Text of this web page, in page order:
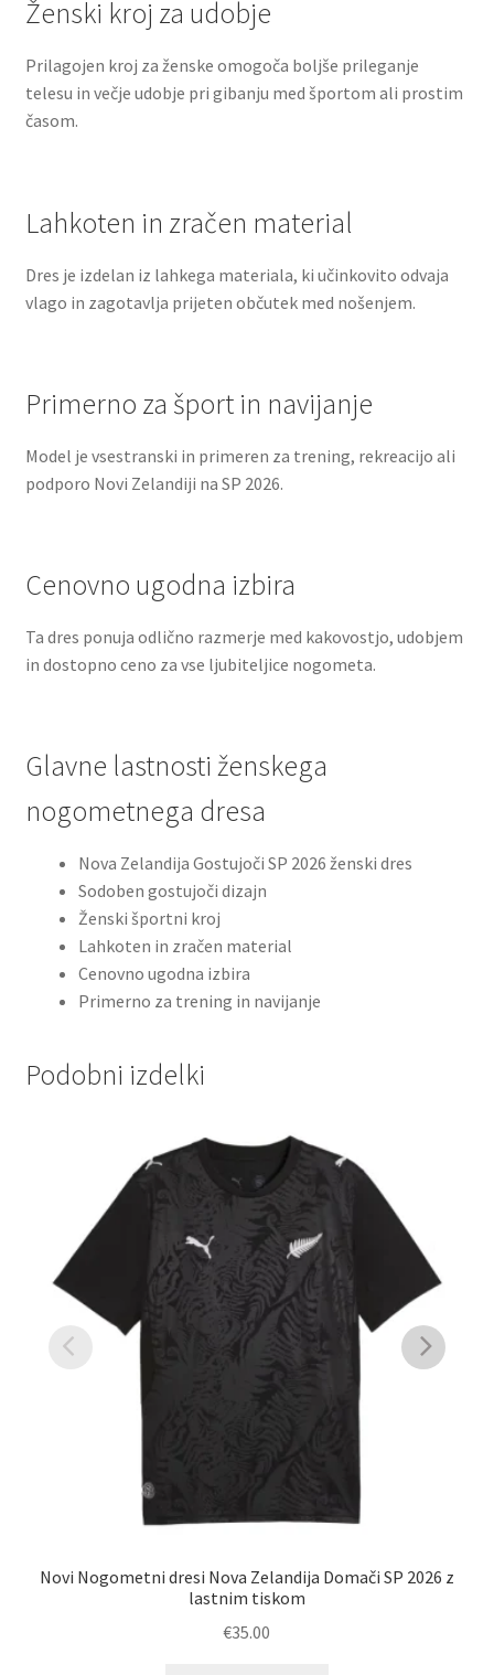
Ženski kroj za udobje
Prilagojen kroj za ženske omogoča boljše prileganje
telesu in večje udobje pri gibanju med športom ali prostim
časom.
Lahkoten in zračen material
Dres je izdelan iz lahkega materiala, ki učinkovito odvaja
vlago in zagotavlja prijeten občutek med nošenjem.
Primerno za šport in navijanje
Model je vsestranski in primeren za trening, rekreacijo ali
podporo Novi Zelandiji na SP 2026.
Cenovno ugodna izbira
Ta dres ponuja odlično razmerje med kakovostjo, udobjem
in dostopno ceno za vse ljubiteljice nogometa.
Glavne lastnosti ženskega
nogometnega dresa
Nova Zelandija Gostujoči SP 2026 ženski dres
Sodoben gostujoči dizajn
Ženski športni kroj
Lahkoten in zračen material
Cenovno ugodna izbira
Primerno za trening in navijanje
Podobni izdelki
Novi Nogometni dresi Nova Zelandija Domači SP 2026 z
lastnim tiskom
€35.00